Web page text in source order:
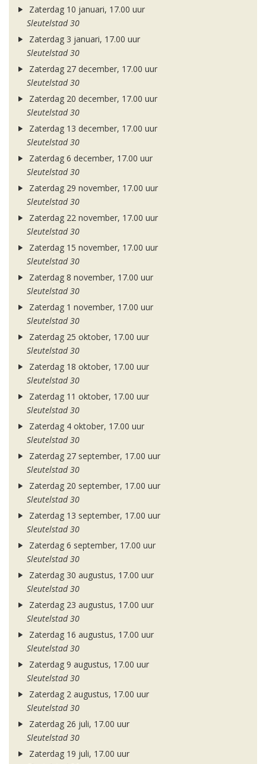
Zaterdag 10 januari, 17.00 uur
Sleutelstad 30
Zaterdag 3 januari, 17.00 uur
Sleutelstad 30
Zaterdag 27 december, 17.00 uur
Sleutelstad 30
Zaterdag 20 december, 17.00 uur
Sleutelstad 30
Zaterdag 13 december, 17.00 uur
Sleutelstad 30
Zaterdag 6 december, 17.00 uur
Sleutelstad 30
Zaterdag 29 november, 17.00 uur
Sleutelstad 30
Zaterdag 22 november, 17.00 uur
Sleutelstad 30
Zaterdag 15 november, 17.00 uur
Sleutelstad 30
Zaterdag 8 november, 17.00 uur
Sleutelstad 30
Zaterdag 1 november, 17.00 uur
Sleutelstad 30
Zaterdag 25 oktober, 17.00 uur
Sleutelstad 30
Zaterdag 18 oktober, 17.00 uur
Sleutelstad 30
Zaterdag 11 oktober, 17.00 uur
Sleutelstad 30
Zaterdag 4 oktober, 17.00 uur
Sleutelstad 30
Zaterdag 27 september, 17.00 uur
Sleutelstad 30
Zaterdag 20 september, 17.00 uur
Sleutelstad 30
Zaterdag 13 september, 17.00 uur
Sleutelstad 30
Zaterdag 6 september, 17.00 uur
Sleutelstad 30
Zaterdag 30 augustus, 17.00 uur
Sleutelstad 30
Zaterdag 23 augustus, 17.00 uur
Sleutelstad 30
Zaterdag 16 augustus, 17.00 uur
Sleutelstad 30
Zaterdag 9 augustus, 17.00 uur
Sleutelstad 30
Zaterdag 2 augustus, 17.00 uur
Sleutelstad 30
Zaterdag 26 juli, 17.00 uur
Sleutelstad 30
Zaterdag 19 juli, 17.00 uur